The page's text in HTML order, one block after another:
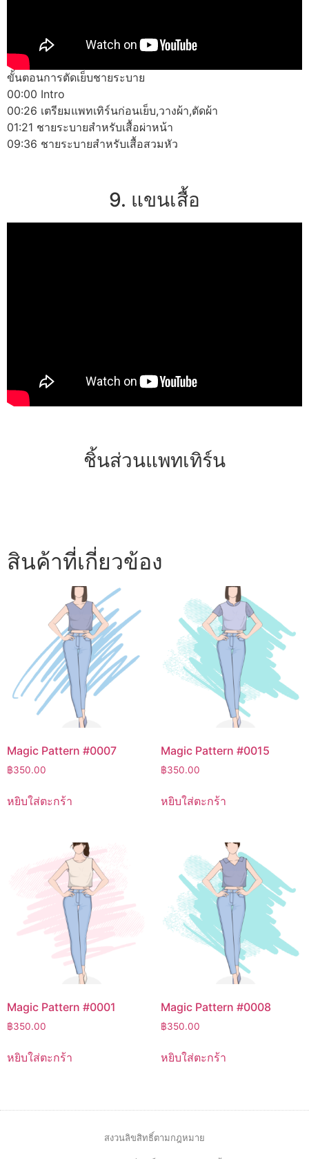
ขั้นตอนการตัดเย็บชายระบาย
00:00 Intro
00:26 เตรียมแพทเทิร์นก่อนเย็บ,วางผ้า,ตัดผ้า
01:21 ชายระบายสำหรับเสื้อผ่าหน้า
09:36 ชายระบายสำหรับเสื้อสวมหัว
9. แขนเสื้อ
ชิ้นส่วนแพทเทิร์น
สินค้าที่เกี่ยวข้อง
Magic Pattern #0007
฿350.00
หยิบใส่ตะกร้า
Magic Pattern #0015
฿350.00
หยิบใส่ตะกร้า
Magic Pattern #0001
฿350.00
หยิบใส่ตะกร้า
Magic Pattern #0008
฿350.00
หยิบใส่ตะกร้า
สงวนลิขสิทธิ์ตามกฎหมาย